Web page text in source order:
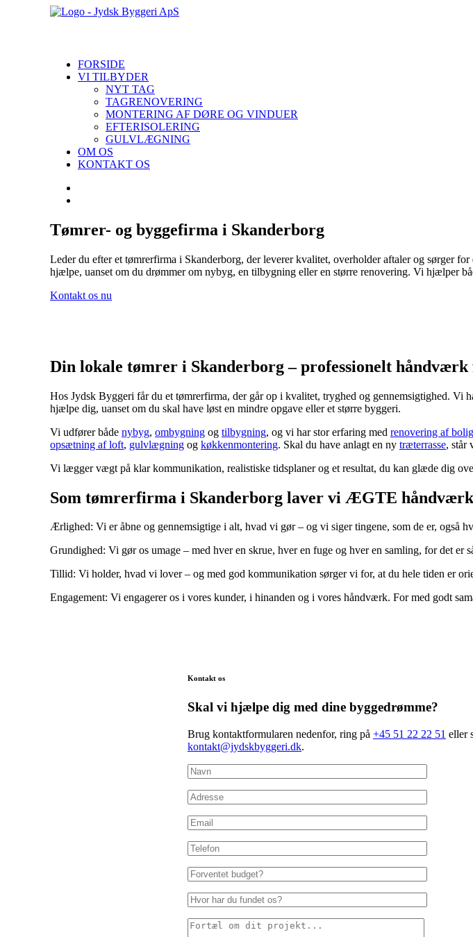
FORSIDE
VI TILBYDER
NYT TAG
TAGRENOVERING
MONTERING AF DØRE OG VINDUER
EFTERISOLERING
GULVLÆGNING
OM OS
KONTAKT OS
Tømrer- og byggefirma i Skanderborg
Leder du efter et tømrerfirma i Skanderborg, der leverer kvalitet, overholder aftaler og sørger
hjælpe, uanset om du drømmer om nybyg, en tilbygning eller en større renovering. Vi hjælper
Kontakt os nu
Din lokale tømrer i Skanderborg – professionelt
Hos Jydsk Byggeri får du et tømrerfirma, der går op i kvalitet, tryghed og gennemsigtighed. Vi
hjælpe dig, uanset om du skal have løst en mindre opgave eller et større byggeri.
Vi udfører både nybyg, ombygning og tilbygning, og vi har stor erfaring med renovering af
opsætning af loft, gulvlægning og køkkenmontering. Skal du have anlagt en ny træterrasse, står
Vi lægger vægt på klar kommunikation, realistiske tidsplaner og et resultat, du kan glæde dig
Som tømrerfirma i Skanderborg laver vi ÆGTE
Ærlighed: Vi er åbne og gennemsigtige i alt, hvad vi gør – og vi siger tingene, som de er, også
Grundighed: Vi gør os umage – med hver en skrue, hver en fuge og hver en samling, for det er
Tillid: Vi holder, hvad vi lover – og med god kommunikation sørger vi for, at du hele tiden er
Engagement: Vi engagerer os i vores kunder, i hinanden og i vores håndværk. For med godt
Kontakt os
Skal vi hjælpe dig med dine byggedrømme?
Brug kontaktformularen nedenfor, ring på +45 51 22 22 51 eller
kontakt@jydskbyggeri.dk.